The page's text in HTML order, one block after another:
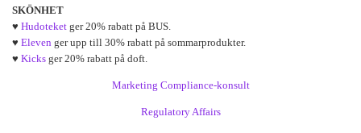
SKÖNHET
♥ Hudoteket ger 20% rabatt på BUS.
♥ Eleven ger upp till 30% rabatt på sommarprodukter.
♥ Kicks ger 20% rabatt på doft.
Marketing Compliance-konsult
Regulatory Affairs